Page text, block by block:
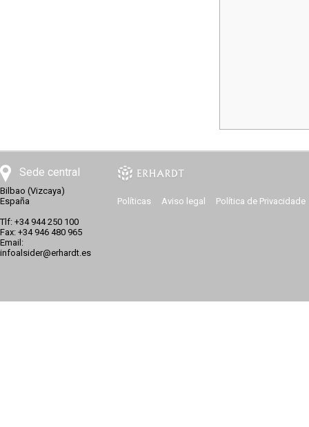
Sede central
Bilbao (Vizcaya)
España
Tlf: +34 944 250 100
Fax: +34 946 480 965
Email:
infoalsider@erhardt.es
Política de Privacidade
Aviso legal
Políticas